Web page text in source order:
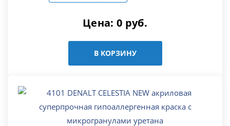
Цена: 0 руб.
В КОРЗИНУ